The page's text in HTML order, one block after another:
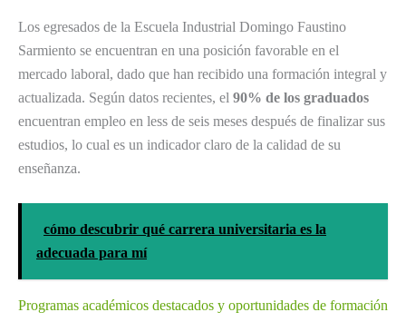
Los egresados de la Escuela Industrial Domingo Faustino
Sarmiento se encuentran en una posición favorable en el
mercado laboral, dado que han recibido una formación integral y
actualizada. Según datos recientes, el 90% de los graduados
encuentran empleo en less de seis meses después de finalizar sus
estudios, lo cual es un indicador claro de la calidad de su
enseñanza.
cómo descubrir qué carrera universitaria es la
adecuada para mí
Programas académicos destacados y oportunidades de formación